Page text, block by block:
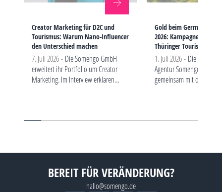
Creator Marketing für D2C und
Tourismus: Warum Nano-Influencer
den Unterschied machen
7. Juli 2026 - Die Somengo GmbH
erweitert ihr Portfolio um Creator
Marketing. Im Interview erklären
Tourismusunternehmen von…
Gold beim German
2026: Kampagne
Thüringer Tourismus
1. Juli 2026 - Die Jenaer
Agentur Somengo gewinnt
gemeinsam mit der
Brand Strategy…
BEREIT FÜR VERÄNDERUNG?
hallo@somengo.de